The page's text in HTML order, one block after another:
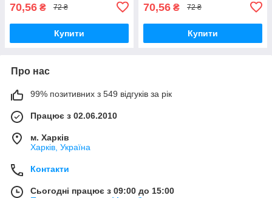
70,56 ₴ 72 ₴
Купити
70,56 ₴ 72 ₴
Купити
Про нас
99% позитивних з 549 відгуків за рік
Працює з 02.06.2010
м. Харків
Харків, Україна
Контакти
Сьогодні працює з 09:00 до 15:00